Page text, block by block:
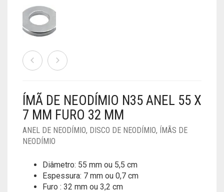
DISCO
FERRADURA
CUBO
DISCO
ESFERA
CILINDRO
CUBO
DISCO
BLOCOS
CILINDRO
CUBO
ÍMÃ DE NEODÍMIO N35 ANEL 55 X
7 MM FURO 32 MM
ANEL DE NEODÍMIO, DISCO DE NEODÍMIO, ÍMÃS DE
NEODÍMIO
Diâmetro: 55 mm ou 5,5 cm
Espessura: 7 mm ou 0,7 cm
Furo : 32 mm ou 3,2 cm